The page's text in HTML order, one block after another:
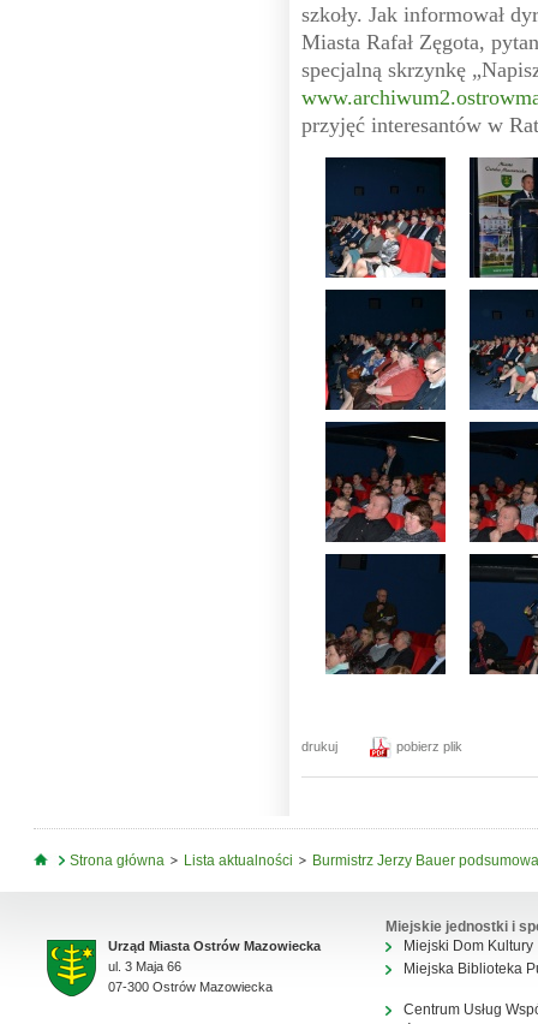
szkoły. Jak informował
Miasta Rafał Zęgota,
specjalną skrzynkę
przyjęć interesantów w
drukuj pobierz plik
Jesteś tutaj
Strona główna Lista aktualności Burmistrz Jerzy Bauer
Urząd Miasta Ostrów Mazowiecka
ul. 3 Maja 66
07-300 Ostrów Mazowiecka
Miejskie jednostki i
Miejski Dom Kultury
Miejska Biblioteka
Centrum Usług